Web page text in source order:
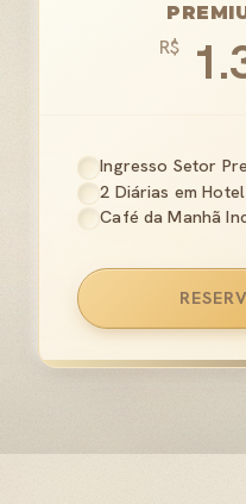
R$
Ingresso Setor
2 Diárias em
Café da Manhã